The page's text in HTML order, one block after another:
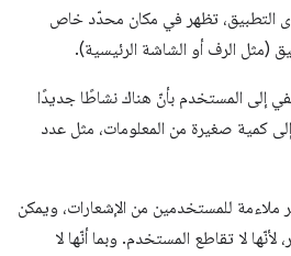
التطبيق، تظهر في مكان محدّد خاص
(مثل الرف أو الشاشة الرئيسية).
إلى المستخدم بأنّ هناك نشاطًا جديدًا
إلى كمية صغيرة من المعلومات، مثل عدد
ملاءمة للمستخدمين من الإشعارات، ويمكن
لأنّها لا تقاطع المستخدم. وبما أنّها لا